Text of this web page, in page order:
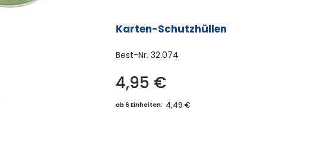
Karten-Schutzhüllen
Best-Nr. 32.074
4,95 €
ab 6 Einheiten: 4,49 €